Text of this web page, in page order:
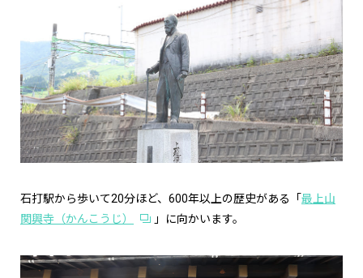
石打駅から歩いて20分ほど、600年以上の歴史がある「 最上山
関興寺（かんこうじ）
」に向かいます。